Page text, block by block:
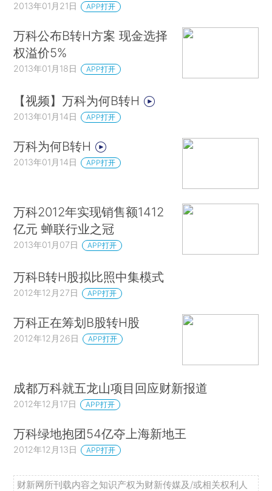
2013年01月21日 APP打开
万科公布B转H方案 现金选择
权溢价5%
2013年01月18日 APP打开
【视频】万科为何B转H
2013年01月14日 APP打开
万科为何B转H
2013年01月14日 APP打开
万科2012年实现销售额1412
亿元 蝉联行业之冠
2013年01月07日 APP打开
万科B转H股拟比照中集模式
2012年12月27日 APP打开
万科正在筹划B股转H股
2012年12月26日 APP打开
成都万科就五龙山项目回应财新报道
2012年12月17日 APP打开
万科绿地抱团54亿夺上海新地王
2012年12月13日 APP打开
财新网所刊载内容之知识产权为财新传媒及/或相关权利人